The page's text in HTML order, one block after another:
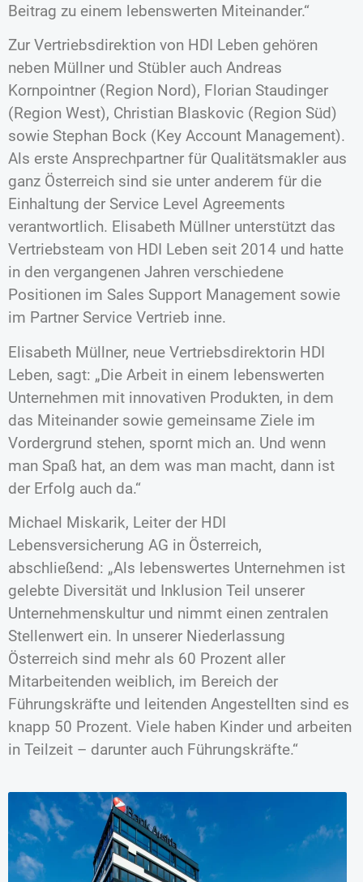
Beitrag zu einem lebenswerten Miteinander.“
Zur Vertriebsdirektion von HDI Leben gehören
neben Müllner und Stübler auch Andreas
Kornpointner (Region Nord), Florian Staudinger
(Region West), Christian Blaskovic (Region Süd)
sowie Stephan Bock (Key Account Management).
Als erste Ansprechpartner für Qualitätsmakler aus
ganz Österreich sind sie unter anderem für die
Einhaltung der Service Level Agreements
verantwortlich. Elisabeth Müllner unterstützt das
Vertriebsteam von HDI Leben seit 2014 und hatte
in den vergangenen Jahren verschiedene
Positionen im Sales Support Management sowie
im Partner Service Vertrieb inne.
Elisabeth Müllner, neue Vertriebsdirektorin HDI
Leben, sagt: „Die Arbeit in einem lebenswerten
Unternehmen mit innovativen Produkten, in dem
das Miteinander sowie gemeinsame Ziele im
Vordergrund stehen, spornt mich an. Und wenn
man Spaß hat, an dem was man macht, dann ist
der Erfolg auch da.“
Michael Miskarik, Leiter der HDI
Lebensversicherung AG in Österreich,
abschließend: „Als lebenswertes Unternehmen ist
gelebte Diversität und Inklusion Teil unserer
Unternehmenskultur und nimmt einen zentralen
Stellenwert ein. In unserer Niederlassung
Österreich sind mehr als 60 Prozent aller
Mitarbeitenden weiblich, im Bereich der
Führungskräfte und leitenden Angestellten sind es
knapp 50 Prozent. Viele haben Kinder und arbeiten
in Teilzeit – darunter auch Führungskräfte.“